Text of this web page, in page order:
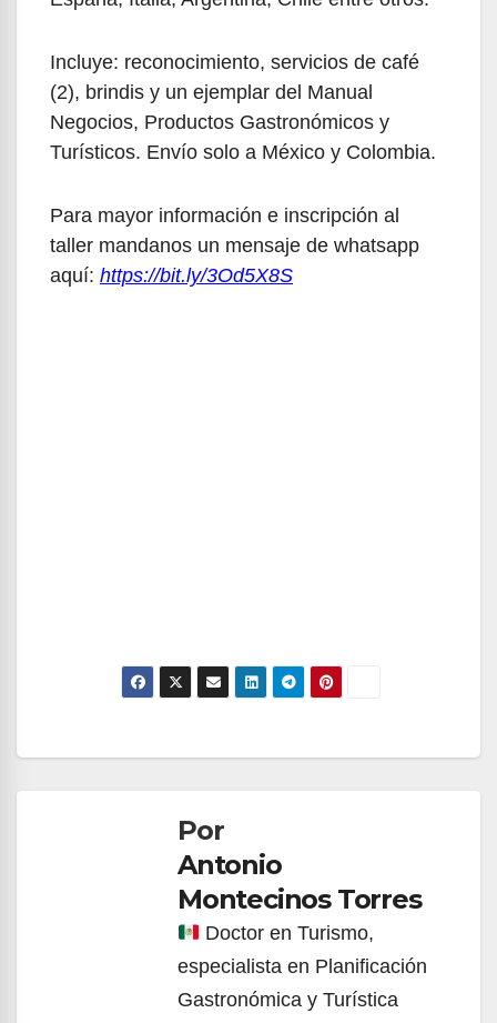
Incluye: reconocimiento, servicios de café
(2), brindis y un ejemplar del Manual
Negocios, Productos Gastronómicos y
Turísticos. Envío solo a México y Colombia.
Para mayor información e inscripción al
taller mandanos un mensaje de whatsapp
aquí: https://bit.ly/3Od5X8S
Navegación
entradasPor
Antonio
Montecinos Torres
Doctor en Turismo,
especialista en Planificación
Gastronómica y Turística